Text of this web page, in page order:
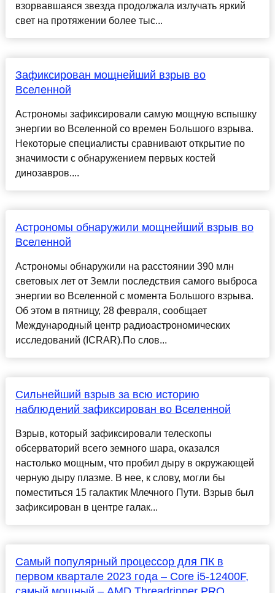
взорвавшаяся звезда продолжала излучать яркий
свет на протяжении более тыс...
Зафиксирован мощнейший взрыв во
Вселенной
Астрономы зафиксировали самую мощную вспышку
энергии во Вселенной со времен Большого взрыва.
Некоторые специалисты сравнивают открытие по
значимости с обнаружением первых костей
динозавров....
Астрономы обнаружили мощнейший взрыв во
Вселенной
Астрономы обнаружили на расстоянии 390 млн
световых лет от Земли последствия самого выброса
энергии во Вселенной с момента Большого взрыва.
Об этом в пятницу, 28 февраля, сообщает
Международный центр радиоастрономических
исследований (ICRAR).По слов...
Сильнейший взрыв за всю историю
наблюдений зафиксирован во Вселенной
Взрыв, который зафиксировали телескопы
обсерваторий всего земного шара, оказался
настолько мощным, что пробил дыру в окружающей
черную дыру плазме. В нее, к слову, могли бы
поместиться 15 галактик Млечного Пути. Взрыв был
зафиксирован в центре галак...
Самый популярный процессор для ПК в
первом квартале 2023 года – Core i5-12400F,